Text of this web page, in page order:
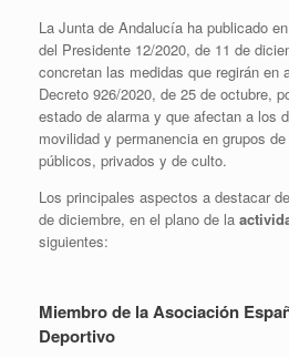
La Junta de Andalucía ha publicado
del Presidente 12/2020, de 11 de
concretan las medidas que regirán en
Decreto 926/2020, de 25 de octubre,
estado de alarma y que afectan a los
movilidad y permanencia en grupos
públicos, privados y de culto.
Los principales aspectos a destacar
de diciembre, en el plano de la
siguientes:
Miembro de la Asociación
Deportivo